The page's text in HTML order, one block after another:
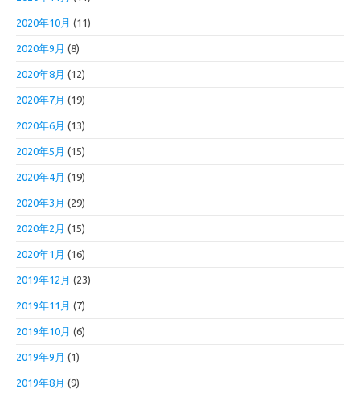
2020年10月 (11)
2020年9月 (8)
2020年8月 (12)
2020年7月 (19)
2020年6月 (13)
2020年5月 (15)
2020年4月 (19)
2020年3月 (29)
2020年2月 (15)
2020年1月 (16)
2019年12月 (23)
2019年11月 (7)
2019年10月 (6)
2019年9月 (1)
2019年8月 (9)